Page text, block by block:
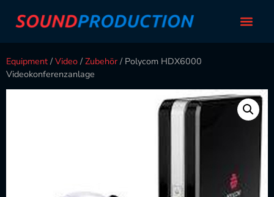
Equipment /Video /Zubehör / Polycom HDX6000
Videokonferenzanlage